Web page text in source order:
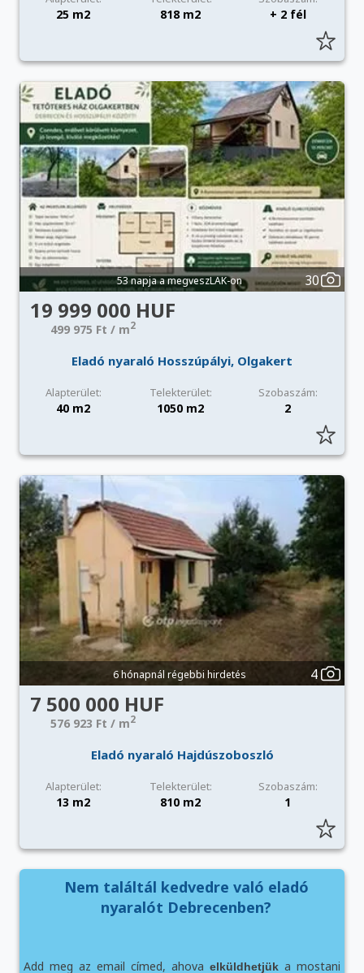
25 m2 818 m2 + 2 fél
53 napja a megveszLAK-on 30
19 999 000 HUF
499 975 Ft / m2
Eladó nyaraló Hosszúpályi, Olgakert
Alapterület: Telekterület: Szobaszám:
40 m2 1050 m2 2
6 hónapnál régebbi hirdetés 4
7 500 000 HUF
576 923 Ft / m2
Eladó nyaraló Hajdúszoboszló
Alapterület: Telekterület: Szobaszám:
13 m2 810 m2 1
Nem találtál kedvedre való eladó
nyaralót Debrecenben?
Add meg az email címed, ahova elküldhetjük a mostani